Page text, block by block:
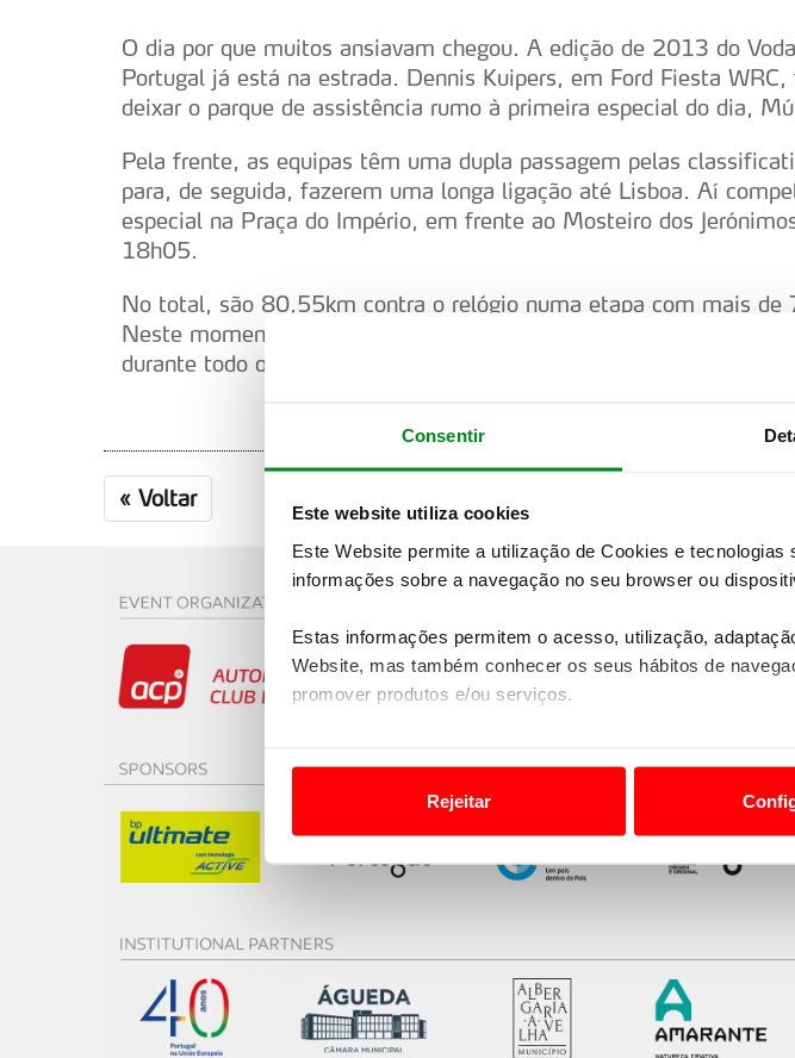
Consentir
Este website utiliza cookies
Este Website permite a utilização de Cookies e
informações sobre a navegação no seu browser ou
Estas informações permitem o acesso, utilização,
Website, mas também conhecer os seus hábitos de
promover produtos e/ou serviços.
Usamos cookies para melhorar a sua experiência digital,
funcionalidades de redes sociais, bem como para analisar
e organizações na UE e em países terceiros.
O ACP garantirá que as transferências internacionais de
consentimento e quando tal se afigure estritamente
Rejeitar
O dia por que muitos ansiavam chegou. A edição de 2013 do
Portugal já está na estrada. Dennis Kuipers, em Ford Fiesta
deixar o parque de assistência rumo à primeira especial do dia,
Pela frente, as equipas têm uma dupla passagem pelas
para, de seguida, fazerem uma longa ligação até Lisboa. Aí
especial na Praça do Império, em frente ao Mosteiro dos
18h05.
No total, são 80,55km contra o relógio numa etapa com mais de
Neste momento, o céu está parcialmente nublado e tudo indica
durante todo o dia.
« Voltar